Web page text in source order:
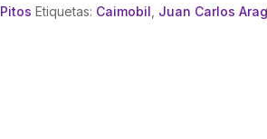
Pitos Etiquetas: Caimobil Juan Carlos